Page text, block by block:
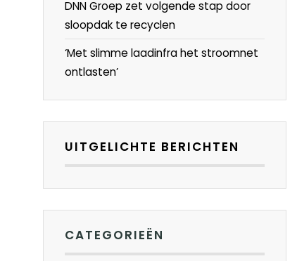
DNN Groep zet volgende stap door
sloopdak te recyclen
‘Met slimme laadinfra het stroomnet
ontlasten’
UITGELICHTE BERICHTEN
CATEGORIEËN